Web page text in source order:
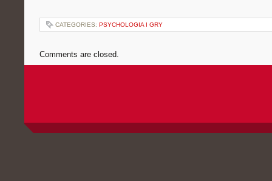
CATEGORIES: PSYCHOLOGIA I GRY
Comments are closed.